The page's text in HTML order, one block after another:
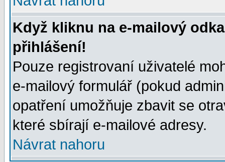
Když kliknu na e-mailový
přihlášení!
Pouze registrovaní uživatelé
e-mailový formulář (pokud
opatření umožňuje zbavit se
které sbírají e-mailové adresy.
Návrat nahoru